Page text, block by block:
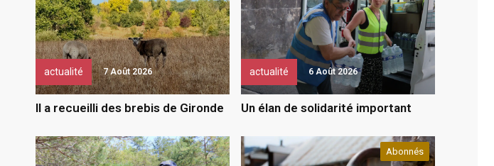
actualité 7 Août 2026
Il a recueilli des brebis de Gironde
actualité 6 Août 2026
Un élan de solidarité important
Abonnés